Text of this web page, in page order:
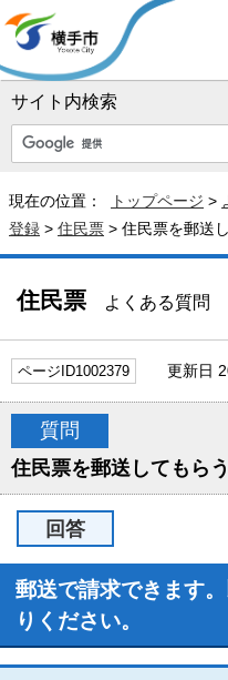
サイト内検索
現在の位置： トップページ >
登録 > 住民票 > 住民票を郵送
住民票 よくある質問
ページID1002379 更新日
質問
住民票を郵送してもら
回答
郵送で請求できます
りください。